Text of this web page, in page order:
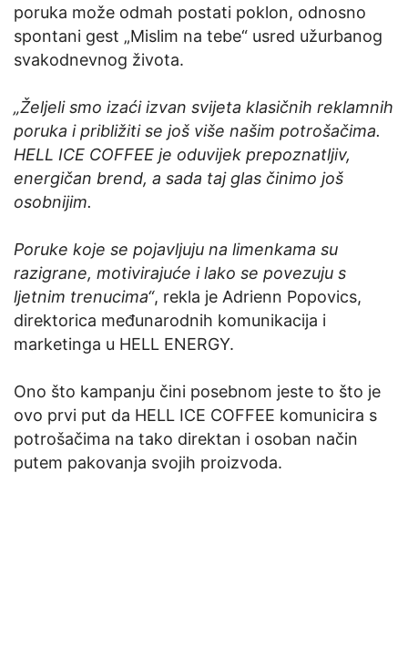
poruka može odmah postati poklon, odnosno
spontani gest „Mislim na tebe“ usred užurbanog
svakodnevnog života.
„Željeli smo izaći izvan svijeta klasičnih reklamnih
poruka i približiti se još više našim potrošačima.
HELL ICE COFFEE je oduvijek prepoznatljiv,
energičan brend, a sada taj glas činimo još
osobnijim.
Poruke koje se pojavljuju na limenkama su
razigrane, motivirajuće i lako se povezuju s
ljetnim trenucima“, rekla je Adrienn Popovics,
direktorica međunarodnih komunikacija i
marketinga u HELL ENERGY.
Ono što kampanju čini posebnom jeste to što je
ovo prvi put da HELL ICE COFFEE komunicira s
potrošačima na tako direktan i osoban način
putem pakovanja svojih proizvoda.